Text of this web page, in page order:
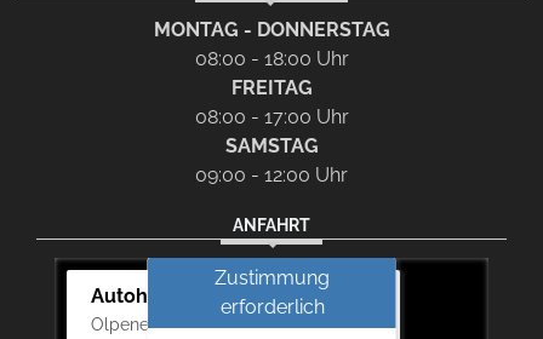
MONTAG - DONNERSTAG
08:00 - 18:00 Uhr
FREITAG
08:00 - 17:00 Uhr
SAMSTAG
09:00 - 12:00 Uhr
ANFAHRT
Autohaus Bernd Lurz KG
Olpener Str. 31, 51766 Engelskirchen
Zustimmung
erforderlich